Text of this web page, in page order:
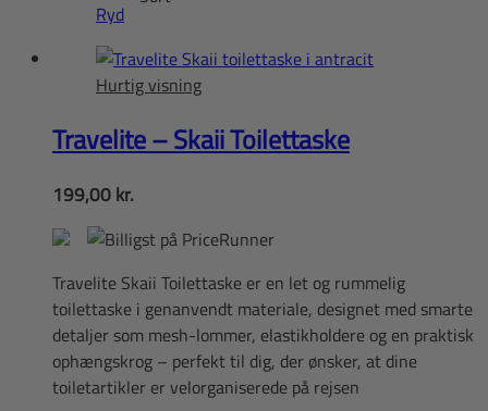
Ryd
Hurtig visning
Travelite – Skaii Toilettaske
199,00kr.
Travelite Skaii Toilettaske er en let og rummelig
toilettaske i genanvendt materiale, designet med smarte
detaljer som mesh-lommer, elastikholdere og en praktisk
ophængskrog – perfekt til dig, der ønsker, at dine
toiletartikler er velorganiserede på rejsen